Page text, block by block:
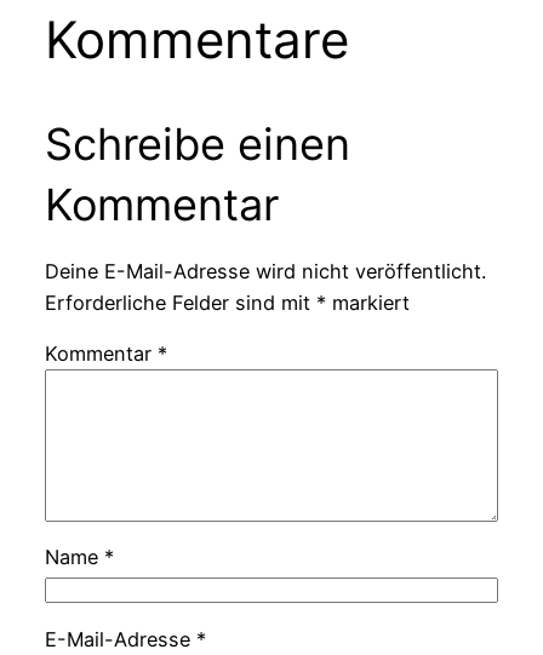
Kommentare
Schreibe einen
Kommentar
Deine E-Mail-Adresse wird nicht veröffentlicht.
Erforderliche Felder sind mit * markiert
Kommentar *
Name *
E-Mail-Adresse *